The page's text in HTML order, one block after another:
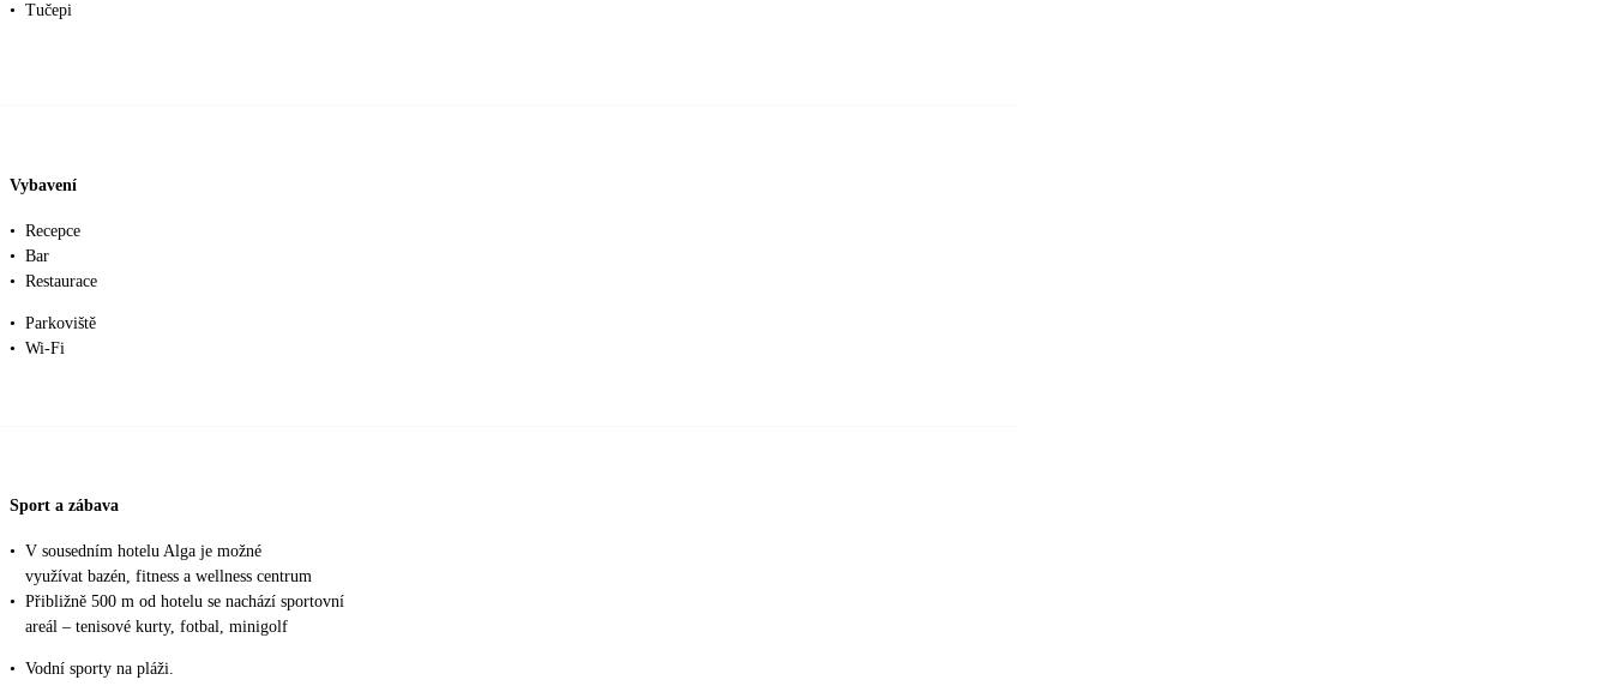
• Tučepi
Vybavení
• Recepce
• Bar
• Restaurace
• Parkoviště
• Wi-Fi
Sport a zábava
• V sousedním hotelu Alga je možné
využívat bazén, fitness a wellness centrum
• Přibližně 500 m od hotelu se nachází sportovní
areál – tenisové kurty, fotbal, minigolf
• Vodní sporty na pláži.